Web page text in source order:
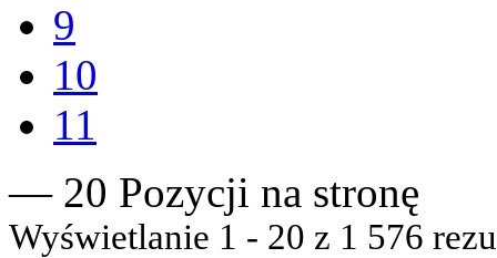
9
10
11
— 20 Pozycji na stronę
Wyświetlanie 1 - 20 z 1 576